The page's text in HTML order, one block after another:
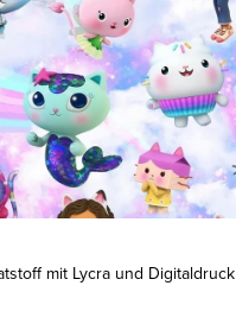
mit Lycra und Digitaldruck